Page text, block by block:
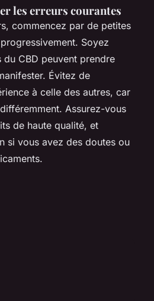
les erreurs courantes
commencez par de petites
Soyez
CBD peuvent prendre
Évitez de
à celle des autres, car
Assurez-vous
de haute qualité, et
si vous avez des doutes ou